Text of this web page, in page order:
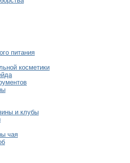
питания
косметики
и клубы
чая